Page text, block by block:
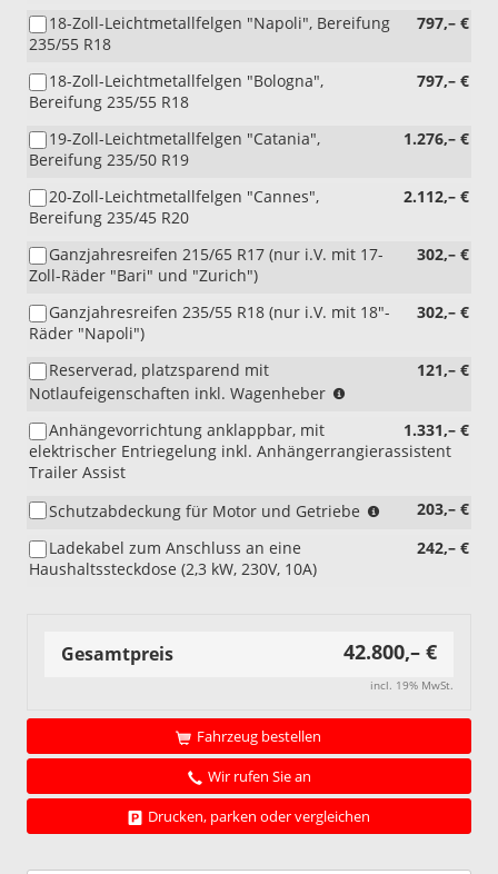
PHA)
797,– €
18-Zoll-Leichtmetallfelgen "Napoli", Bereifung
235/55 R18
797,– €
18-Zoll-Leichtmetallfelgen "Bologna",
Bereifung 235/55 R18
1.276,– €
19-Zoll-Leichtmetallfelgen "Catania",
Bereifung 235/50 R19
2.112,– €
20-Zoll-Leichtmetallfelgen "Cannes",
Bereifung 235/45 R20
302,– €
Ganzjahresreifen 215/65 R17 (nur i.V. mit 17-
Zoll-Räder "Bari" und "Zurich")
302,– €
Ganzjahresreifen 235/55 R18 (nur i.V. mit 18"-
Räder "Napoli")
121,– €
Reserverad, platzsparend mit
Notlaufeigenschaften inkl. Wagenheber
eHybrid)
1.331,– €
Anhängevorrichtung anklappbar, mit
elektrischer Entriegelung inkl. Anhängerrangierassistent
Trailer Assist
203,– €
Schutzabdeckung für Motor und Getriebe
(NICHT
eHybrid)
242,– €
Ladekabel zum Anschluss an eine
Haushaltssteckdose (2,3 kW, 230V, 10A)
Gesamtpreis 42.800,– €
incl. 19% MwSt.
Fahrzeug bestellen
Wir rufen Sie an
Drucken, parken oder vergleichen